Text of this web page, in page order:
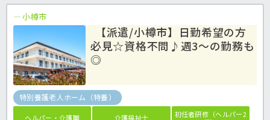
小樽市
【派遣/小樽市】日勤希望の方
必見☆資格不問♪週3～の勤務も
◎
特別養護老人ホーム（特養）
ヘルパー・介護職 介護福祉士
初任者研修（ヘルパー2